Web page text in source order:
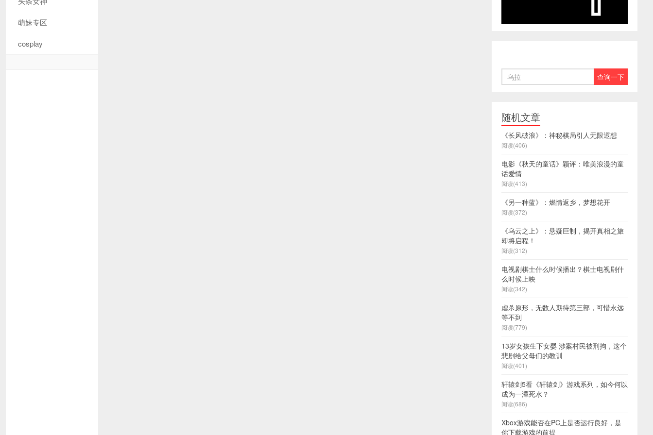
萌妹专区
cosplay
随机文章
《长风破浪》：神秘棋局引人无限遐想
阅读(406)
电影《秋天的童话》颖评：唯美浪漫的童
话爱情
阅读(413)
《另一种蓝》：燃情返乡，梦想花开
阅读(372)
《乌云之上》：悬疑巨制，揭开真相之旅
即将启程！
阅读(312)
电视剧棋士什么时候播出？棋士电视剧什
么时候上映
阅读(342)
虐杀原形，无数人期待第三部，可惜永远
等不到
阅读(779)
13岁女孩生下女婴 涉案村民被刑拘，这个
悲剧给父母们的教训
阅读(401)
轩辕剑5看《轩辕剑》游戏系列，如今何以
成为一潭死水？
阅读(686)
Xbox游戏能否在PC上是否运行良好，是
你下载游戏的前提